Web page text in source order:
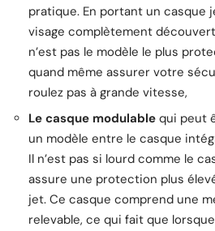
pratique. En portant un casque
visage complètement
n’est pas le modèle le plus
quand même assurer votre
roulez pas à grande vitesse,
Le casque modulable qui peut
un modèle entre le casque
Il n’est pas si lourd comme le
assure une protection plus
jet. Ce casque comprend une
relevable, ce qui fait que